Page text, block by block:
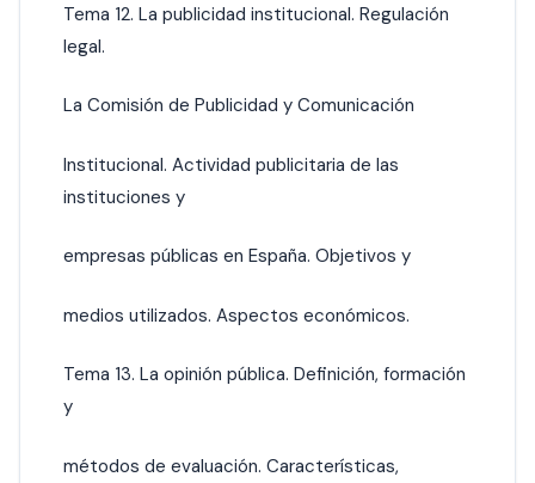
Tema 12. La publicidad institucional. Regulación
legal.
La Comisión de Publicidad y Comunicación
Institucional. Actividad publicitaria de las
instituciones y
empresas públicas en España. Objetivos y
medios utilizados. Aspectos económicos.
Tema 13. La opinión pública. Definición, formación
y
métodos de evaluación. Características,